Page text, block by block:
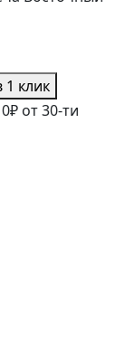
1 клик
от 30-ти